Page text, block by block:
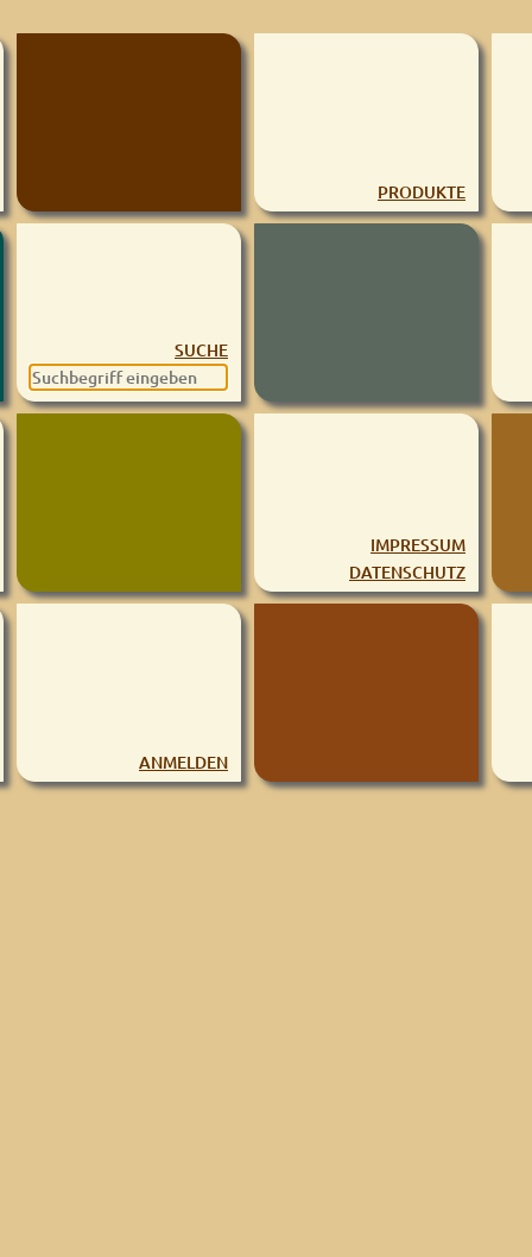
PRODUKTE
SUCHE
IMPRESSUM
DATENSCHUTZ
ANMELDEN